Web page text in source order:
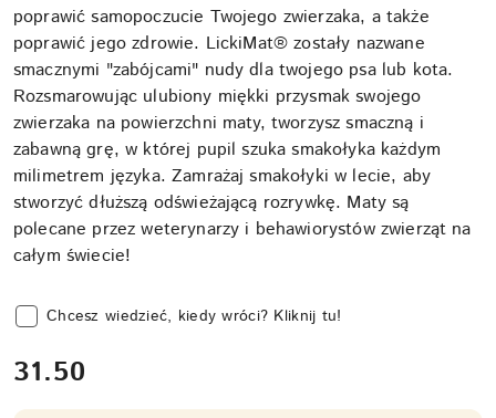
poprawić samopoczucie Twojego zwierzaka, a także
poprawić jego zdrowie. LickiMat® zostały nazwane
smacznymi "zabójcami" nudy dla twojego psa lub kota.
Rozsmarowując ulubiony miękki przysmak swojego
zwierzaka na powierzchni maty, tworzysz smaczną i
zabawną grę, w której pupil szuka smakołyka każdym
milimetrem języka. Zamrażaj smakołyki w lecie, aby
stworzyć dłuższą odświeżającą rozrywkę. Maty są
polecane przez weterynarzy i behawiorystów zwierząt na
całym świecie!
Chcesz wiedzieć, kiedy wróci? Kliknij tu!
cena:
31.50